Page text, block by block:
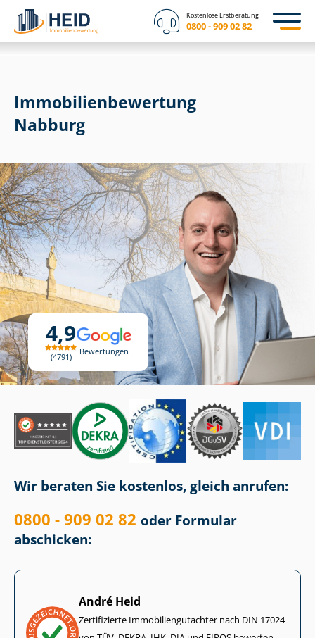
Kostenlose Erstberatung
0800 - 909 02 82
4,9
4791
Bewertungen
Immobilien­bewertung
Nabburg
Wir beraten Sie kostenlos, gleich anrufen:
0800 - 909 02 82 oder Formular
abschicken:
André Heid
Zertifizierte Im­mo­bi­li­en­gut­ach­ter nach DIN 17024